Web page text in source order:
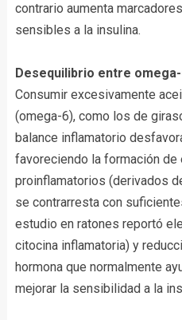
contrario aumenta
sensibles a la insulina.
Desequilibrio entre
Consumir excesivamente
(omega-6), como los de
balance inflamatorio
favoreciendo la formación de
proinflamatorios (derivados
se contrarresta con
estudio en ratones reportó
citocina inflamatoria) y
hormona que normalmente
mejorar la sensibilidad a la